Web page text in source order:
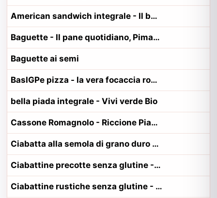
American sandwich integrale - Il buon pane
Baguette - Il pane quotidiano, Pimapan
Baguette ai semi
BasIGPe pizza - la vera focaccia romana
bella piada integrale - Vivi verde Bio
Cassone Romagnolo - Riccione Piadina
Ciabatta alla semola di grano duro - Mulino Bianco
Ciabattine precotte senza glutine - Schar
Ciabattine rustiche senza glutine - Schar